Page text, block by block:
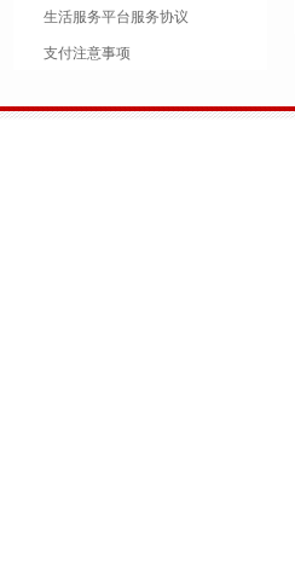
生活服务平台服务协议
支付注意事项